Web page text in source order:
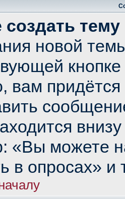
создать
новой
вам придётся
«Вы можете
в опросах» и